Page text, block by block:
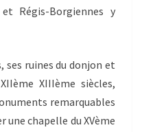
Régis-Borgiennes y
ses ruines du donjon et
XIIIème siècles,
remarquables
une chapelle du XVème